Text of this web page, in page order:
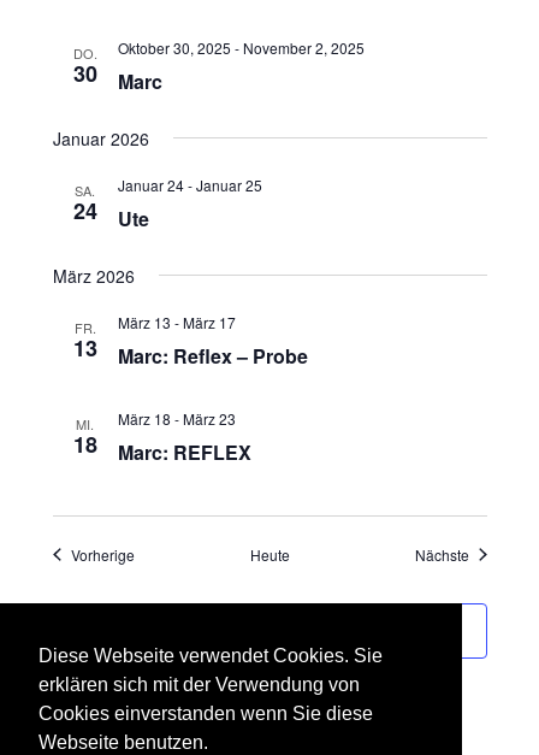
Diese Webseite verwendet Cookies. Sie
erklären sich mit der Verwendung von
Cookies einverstanden wenn Sie diese
Webseite benutzen.
DO.
30 Marc
Oktober 30, 2025 - November 2, 2025
Januar 2026
SA.
24 Ute
Januar 24-Januar 25
März 2026
FR.
13 Marc: Reflex – Probe
März 13 -März 17
MI.
18 Marc: REFLEX
März 18 -März 23
VorherigeVeranstaltungen Heute Nächste